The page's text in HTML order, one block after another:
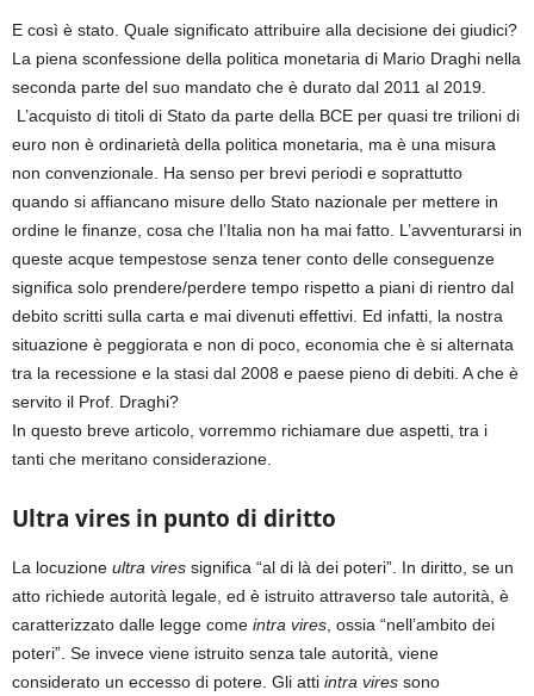
E così è stato. Quale significato attribuire alla decisione dei giudici?
La piena sconfessione della politica monetaria di Mario Draghi nella
seconda parte del suo mandato che è durato dal 2011 al 2019.
L’acquisto di titoli di Stato da parte della BCE per quasi tre trilioni di
euro non è ordinarietà della politica monetaria, ma è una misura
non convenzionale. Ha senso per brevi periodi e soprattutto
quando si affiancano misure dello Stato nazionale per mettere in
ordine le finanze, cosa che l’Italia non ha mai fatto. L’avventurarsi in
queste acque tempestose senza tener conto delle conseguenze
significa solo prendere/perdere tempo rispetto a piani di rientro dal
debito scritti sulla carta e mai divenuti effettivi. Ed infatti, la nostra
situazione è peggiorata e non di poco, economia che è si alternata
tra la recessione e la stasi dal 2008 e paese pieno di debiti. A che è
servito il Prof. Draghi?
In questo breve articolo, vorremmo richiamare due aspetti, tra i
tanti che meritano considerazione.
Ultra vires in punto di diritto
La locuzione ultra vires significa “al di là dei poteri”. In diritto, se un
atto richiede autorità legale, ed è istruito attraverso tale autorità, è
caratterizzato dalle legge come intra vires , ossia “nell’ambito dei
poteri”. Se invece viene istruito senza tale autorità, viene
considerato un eccesso di potere. Gli atti intra vires sono